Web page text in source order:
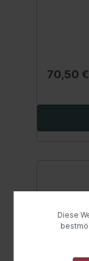
70,50
Diese